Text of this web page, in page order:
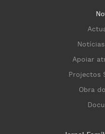
Apoiar
Projectos
Obra